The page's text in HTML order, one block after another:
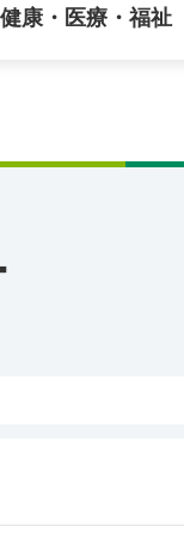
健康・医療・福祉